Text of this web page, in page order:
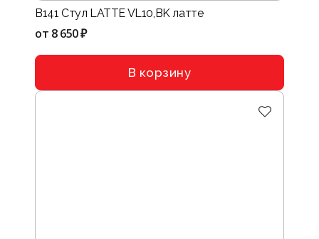
B141 Стул LATTE VL10,BK латте
от 8 650 ₽
В корзину